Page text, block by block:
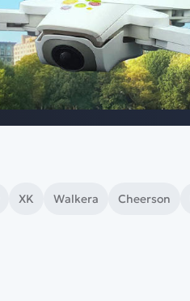
XK Walkera Cheerson